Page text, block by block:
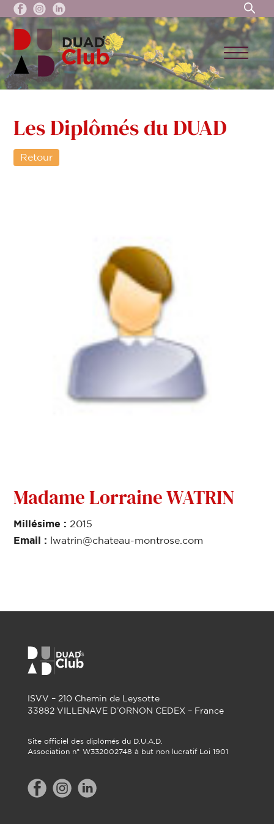
Les Diplômés du DUAD
Retour
Madame Lorraine WATRIN
Millésime :2015
Email :
lwatrin@chateau-montrose.com
ISVV – 210 Chemin de Leysotte
33882 VILLENAVE D’ORNON CEDEX – France
Site officiel des diplômés du D.U.A.D.
Association n° W332002748 à but non lucratif Loi 1901